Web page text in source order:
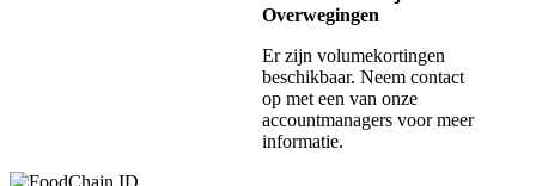
Overwegingen
Er zijn volumekortingen
beschikbaar. Neem contact
op met een van onze
accountmanagers voor meer
informatie.